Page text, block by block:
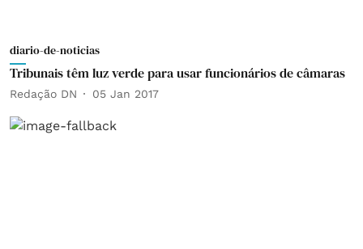
diario-de-noticias
Tribunais têm luz verde para usar funcionários de câmaras
Redação DN 05 Jan 2017